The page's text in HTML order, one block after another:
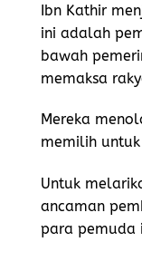
Ibn Kathir
ini adalah
bawah
memaksa
Mereka
memilih
Untuk
ancaman
para pemuda